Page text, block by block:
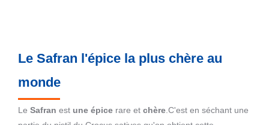
Le Safran l'épice la plus chère au
monde
Le Safran est une épice rare et chère .C'est en séchant une